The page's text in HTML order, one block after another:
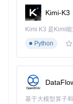
循环
列表
循环
随机
发现
专业音效设置
境音效中的"音乐
Kimi-K3
Python
基于大模型算子